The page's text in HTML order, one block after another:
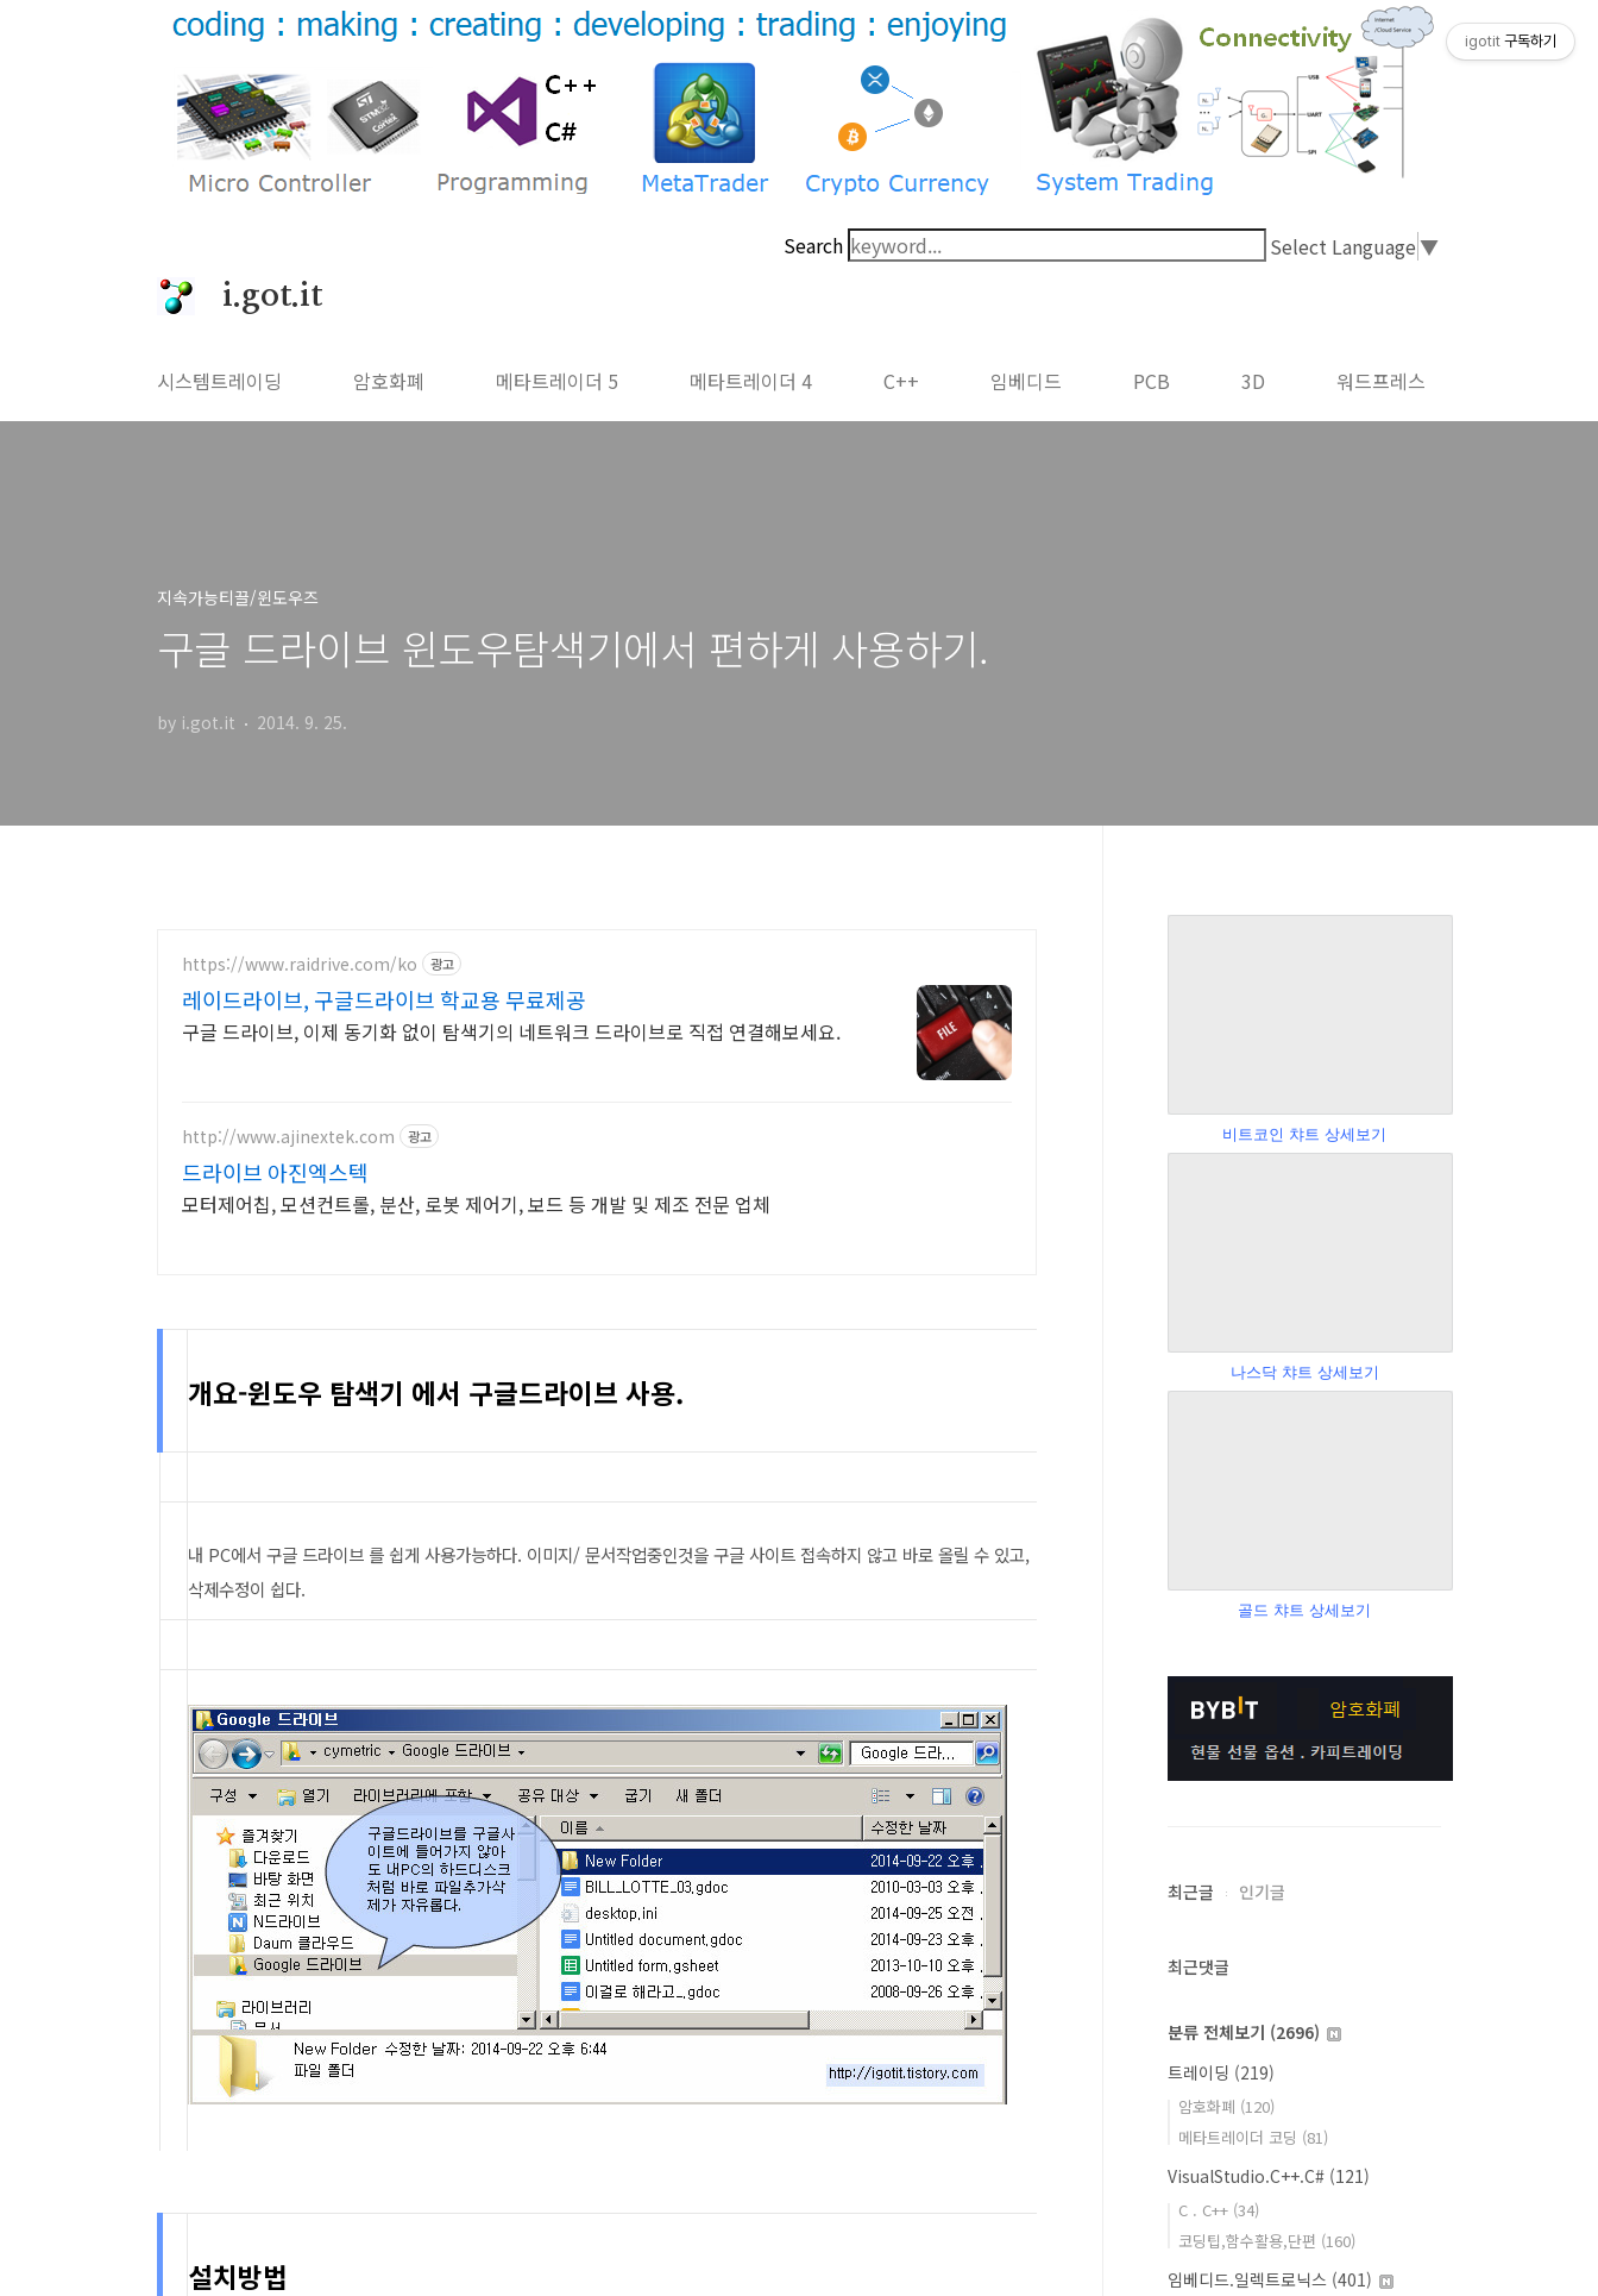
Search Select Language▼
i.got.it
시스템트레이딩 암호화폐 메타트레이더 5 메타트레이더 4 C++ 임베디드 PCB 3D 워드프레스
지속가능티끌/윈도우즈
구글 드라이브 윈도우탐색기에서 편하게 사용하기.
by i.got.it 2014. 9. 25.
https://www.raidrive.com/ko 광고
레이드라이브, 구글드라이브 학교용 무료제공
구글 드라이브, 이제 동기화 없이 탐색기의 네트워크 드라이브로 직접 연결해보세요.
http://www.ajinextek.com 광고
드라이브 아진엑스텍
모터제어칩, 모션컨트롤, 분산, 로봇 제어기, 보드 등 개발 및 제조 전문 업체
개요-윈도우 탐색기 에서 구글드라이브 사용.
내 PC에서 구글 드라이브 를 쉽게 사용가능하다. 이미지/ 문서작업중인것을 구글 사이트 접속하지 않고 바로 올릴 수 있고,
삭제수정이 쉽다.
설치방법
비트코인 챠트 상세보기
나스닥 챠트 상세보기
골드 챠트 상세보기
최근글 인기글
최근댓글
분류 전체보기 (2696)
트레이딩 (219)
암호화폐 (120)
메타트레이더 코딩 (81)
VisualStudio.C++.C# (121)
C . C++ (34)
코딩팁,함수활용,단편 (160)
임베디드.일렉트로닉스 (401)
igotit 구독하기